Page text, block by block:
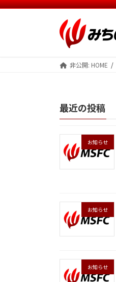
コ
ナ
非公開: HOME
最近の投稿
お知らせ
お知らせ
お知らせ